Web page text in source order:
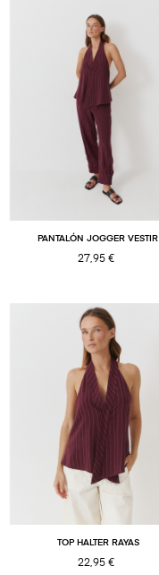
PANTALÓN JOGGER VESTIR
27,95 €
TOP HALTER RAYAS
22,95 €